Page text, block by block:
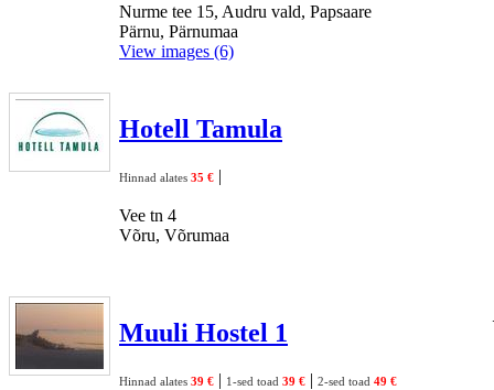
Nurme tee 15, Audru vald, Papsaare
Pärnu, Pärnumaa
View images (6)
Hotell Tamula
Hinnad alates 35 € |
Vee tn 4
Võru, Võrumaa
Muuli Hostel 1
Hinnad alates 39 € | 1-sed toad 39 € | 2-sed toad 49 €